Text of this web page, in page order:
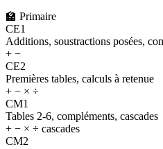
🏫 Primaire
CE1
Additions, soustractions posées,
+ −
CE2
Premières tables, calculs à retenue
+ − × ÷
CM1
Tables 2-6, compléments, cascades
+ − × ÷ cascades
CM2